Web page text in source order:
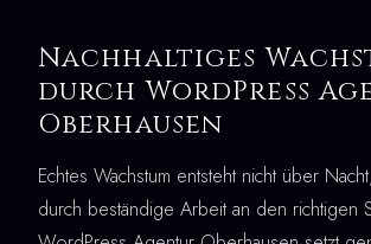
Nachhaltiges
durch WordPress
Oberhausen
Echtes Wachstum entsteht nicht über
durch beständige Arbeit an den richtigen